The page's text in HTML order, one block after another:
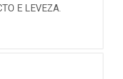
E LEVEZA.